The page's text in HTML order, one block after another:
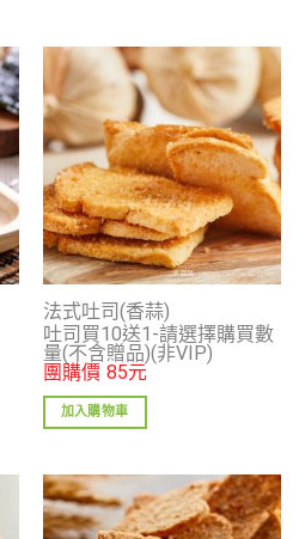
法式吐司(香蒜)
吐司買10送1-請選擇購買數
量(不含贈品)(非VIP)
團購價 85元
加入購物車